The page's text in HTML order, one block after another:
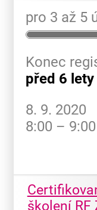
pro 3 až 5
Konec
před 6 lety
8. 9. 2020
8:00 – 9:00
školení RF